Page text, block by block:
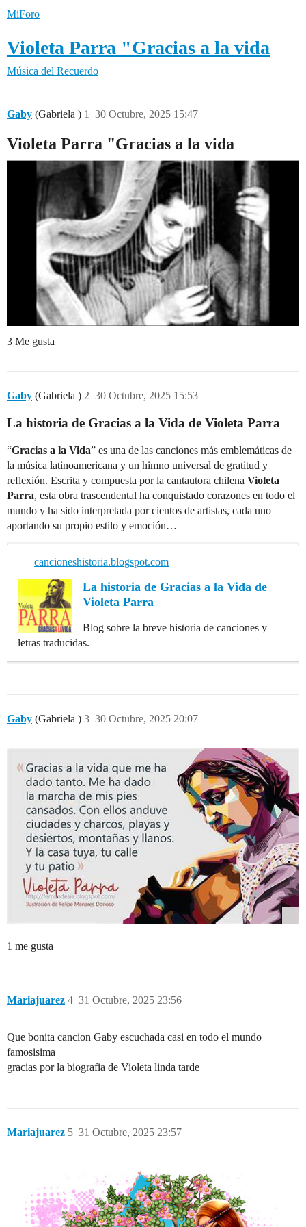
MiForo
Violeta Parra "Gracias a la vida
Música del Recuerdo
Gaby (Gabriela ) 30 Octubre, 2025 15:47
1
Violeta Parra "Gracias a la vida
3 Me gusta
Gaby (Gabriela ) 30 Octubre, 2025 15:53
2
La historia de Gracias a la Vida de Violeta Parra
“Gracias a la Vida” es una de las canciones más emblemáticas de
la música latinoamericana y un himno universal de gratitud y
reflexión. Escrita y compuesta por la cantautora chilena Violeta
Parra, esta obra trascendental ha conquistado corazones en todo el
mundo y ha sido interpretada por cientos de artistas, cada uno
aportando su propio estilo y emoción…
cancioneshistoria.blogspot.com
La historia de Gracias a la Vida de
Violeta Parra
Blog sobre la breve historia de canciones y
letras traducidas.
Gaby (Gabriela ) 30 Octubre, 2025 20:07
3
1 me gusta
Mariajuarez 31 Octubre, 2025 23:56
4
Que bonita cancion Gaby escuchada casi en todo el mundo
famosisima
gracias por la biografia de Violeta linda tarde
Mariajuarez 31 Octubre, 2025 23:57
5